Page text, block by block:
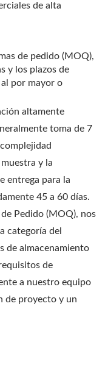
de alta
de pedido (MOQ),
y los plazos de
por mayor o
altamente
toma de 7
y la
entrega para la
45 a 60 días.
Pedido (MOQ), nos
categoría del
de almacenamiento
de
a nuestro equipo
de proyecto y un